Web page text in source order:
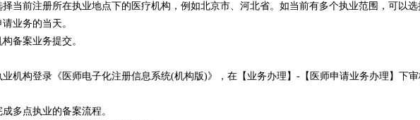
当前注册所在执业地点下的医疗机构，例如北京市、河北省。如当前有多个执业范围，可以
业务的当天。
备案业务提交。
机构登录《医师电子化注册信息系统(机构版)》，在【业务办理】-【医师申请业务办理】下审
多点执业的备案流程。